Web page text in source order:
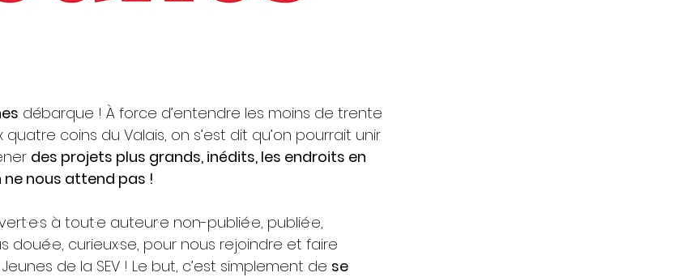
débarque ! À force d’entendre les moins de trente
coins du Valais, on s’est dit qu’on pourrait unir
des projets plus grands, inédits, les endroits en
ne nous attend pas !
à tout·e auteur·e non-publié·e, publié·e,
doué·e, curieux·se, pour nous rejoindre et faire
de la SEV ! Le but, c’est simplement de se